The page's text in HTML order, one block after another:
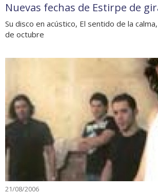
Nuevas fechas de Estirpe de
Su disco en acústico, El sentido de la
de octubre
21/08/2006